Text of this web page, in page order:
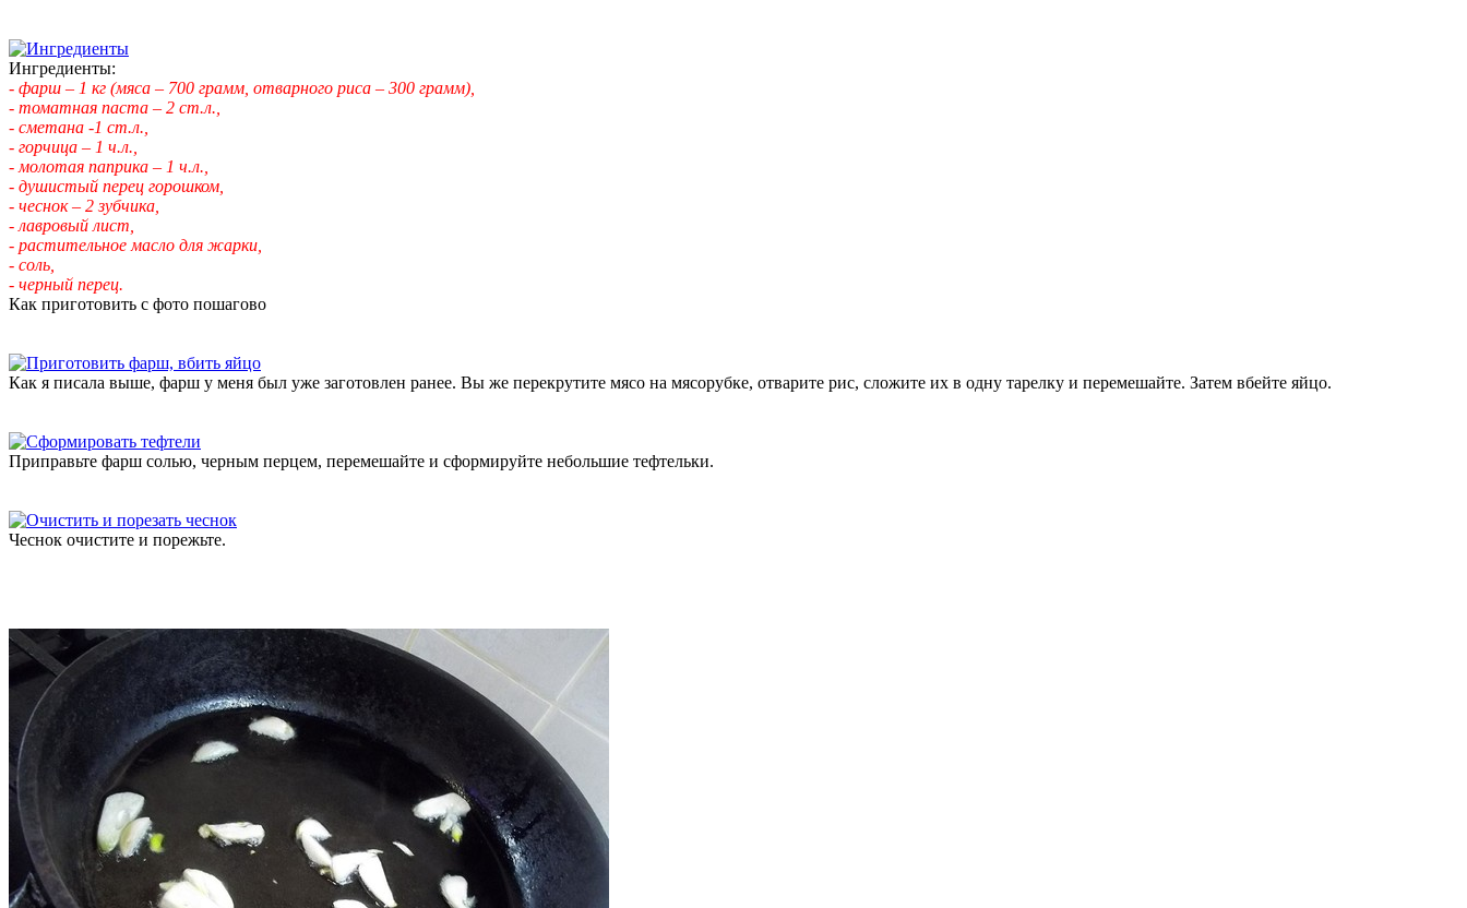
Ингредиенты:
- фарш – 1 кг (мяса – 700 грамм, отварного риса – 300 грамм),
- томатная паста – 2 ст.л.,
- сметана -1 ст.л.,
- горчица – 1 ч.л.,
- молотая паприка – 1 ч.л.,
- душистый перец горошком,
- чеснок – 2 зубчика,
- лавровый лист,
- растительное масло для жарки,
- соль,
- черный перец.
Как приготовить с фото пошагово
Как я писала выше, фарш у меня был уже заготовлен ранее. Вы же перекрутите мясо на мясорубке, отварите рис, сложите их в одну тарелку и перемешайте. Затем вбейте яйцо.
Приправьте фарш солью, черным перцем, перемешайте и сформируйте небольшие тефтельки.
Чеснок очистите и порежьте.